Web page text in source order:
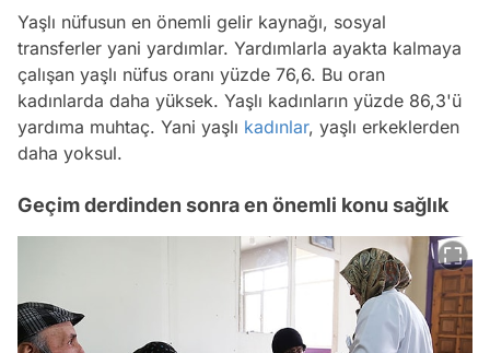
Yaşlı nüfusun en önemli gelir kaynağı, sosyal
transferler yani yardımlar. Yardımlarla ayakta kalmaya
çalışan yaşlı nüfus oranı yüzde 76,6. Bu oran
kadınlarda daha yüksek. Yaşlı kadınların yüzde 86,3'ü
yardıma muhtaç. Yani yaşlı kadınlar, yaşlı erkeklerden
daha yoksul.
Geçim derdinden sonra en önemli konu sağlık